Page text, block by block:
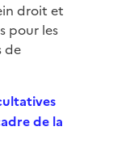
droit et
pour les
de
de la